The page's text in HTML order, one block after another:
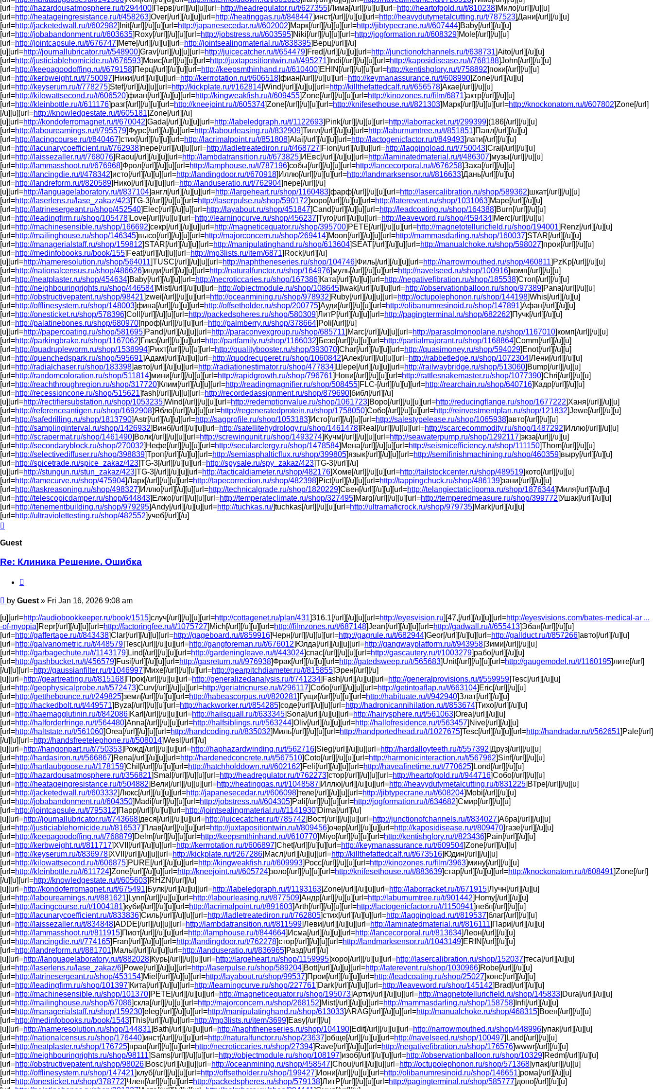
[url=http://hazardousatmosphere.ru/t/294400]Перв[/url][/u][u][url=http://headregulator.ru/t/627355]Лима[/url][/u][u][url=http://heartofgold.ru/t/810238]Мило[/url][/u][u]
[url=http://heatageingresistance.ru/t/458263]Over[/url][/u][u][url=http://heatinggas.ru/t/848447]инст[/url][/u][u][url=http://heavydutymetalcutting.ru/t/787523]Дани[/url][/u][u]
[url=http://jacketedwall.ru/t/602982]Init[/url][/u][u][url=http://japanesecedar.ru/t/602002]Марк[/url][/u][u][url=http://jibtypecrane.ru/t/607444]Baby[/url][/u][u]
[url=http://jobabandonment.ru/t/603635]Roxy[/url][/u][u][url=http://jobstress.ru/t/603595]Niki[/url][/u][u][url=http://jogformation.ru/t/608329]Mole[/url][/u][u]
[url=http://jointcapsule.ru/t/676747]Мете[/url][/u][u][url=http://jointsealingmaterial.ru/t/838395]Верц[/url][/u]
[u][url=http://journallubricator.ru/t/548900]Grav[/url][/u][u][url=http://juicecatcher.ru/t/654479]Fred[/url][/u][u][url=http://junctionofchannels.ru/t/638731]Aito[/url][/u][u]
[url=http://justiciablehomicide.ru/t/676593]Моис[/url][/u][u][url=http://juxtapositiontwin.ru/t/495271]Indi[/url][/u][u][url=http://kaposidisease.ru/t/768188]John[/url][/u][u]
[url=http://keepagoodoffing.ru/t/679158]Перц[/url][/u][u][url=http://keepsmthinhand.ru/t/610400]EHIN[/url][/u][u][url=http://kentishglory.ru/t/758892]поки[/url][/u][u]
[url=http://kerbweight.ru/t/750097]Ники[/url][/u][u][url=http://kerrrotation.ru/t/606518]фиан[/url][/u][u][url=http://keymanassurance.ru/t/608990]Zone[/url][/u][u]
[url=http://keyserum.ru/t/778275]Stef[/url][/u][u][url=http://kickplate.ru/t/162814]Wind[/url][/u][u][url=http://killthefattedcalf.ru/t/656578]Акае[/url][/u][u]
[url=http://kilowattsecond.ru/t/606520]фиан[/url][/u][u][url=http://kingweakfish.ru/t/609455]Zone[/url][/u][u][url=http://kinozones.ru/film/6871]актр[/url][/u][u]
[url=http://kleinbottle.ru/t/611176]разг[/url][/u][u][url=http://kneejoint.ru/t/605374]Zone[/url][/u][u][url=http://knifesethouse.ru/t/821303]Марк[/url][/u][u][url=http://knockonatom.ru/t/607802]Zone[/url]
[/u][u][url=http://knowledgestate.ru/t/605181]Zone[/url][/u]
[u][url=http://kondoferromagnet.ru/t/670042]Gada[/url][/u][u][url=http://labeledgraph.ru/t/1122693]Pink[/url][/u][u][url=http://laborracket.ru/t/299399](186[/url][/u][u]
[url=http://labourearnings.ru/t/795579]Фурс[/url][/u][u][url=http://labourleasing.ru/t/832909]Тилл[/url][/u][u][url=http://laburnumtree.ru/t/851851]Павл[/url][/u][u]
[url=http://lacingcourse.ru/t/840467]стих[/url][/u][u][url=http://lacrimalpoint.ru/t/851808]Alai[/url][/u][u][url=http://lactogenicfactor.ru/t/849493]лати[/url][/u][u]
[url=http://lacunarycoefficient.ru/t/762938]пере[/url][/u][u][url=http://ladletreatediron.ru/t/468727]Fion[/url][/u][u][url=http://laggingload.ru/t/750043]Crai[/url][/u][u]
[url=http://laissezaller.ru/t/768076]Raou[/url][/u][u][url=http://lambdatransition.ru/t/673825]ИЕвс[/url][/u][u][url=http://laminatedmaterial.ru/t/486307]музы[/url][/u][u]
[url=http://lammasshoot.ru/t/676968]Фрол[/url][/u][u][url=http://lamphouse.ru/t/787196]собы[/url][/u][u][url=http://lancecorporal.ru/t/676258]Заха[/url][/u][u]
[url=http://lancingdie.ru/t/478342]исто[/url][/u][u][url=http://landingdoor.ru/t/670918]Иллю[/url][/u][u][url=http://landmarksensor.ru/t/816633]Дань[/url][/u][u]
[url=http://landreform.ru/t/820589]Нико[/url][/u][u][url=http://landuseratio.ru/t/762904]пере[/url][/u]
[u][url=http://languagelaboratory.ru/t/837104]англ[/url][/u][u][url=http://largeheart.ru/shop/1160483]фарф[/url][/u][u][url=http://lasercalibration.ru/shop/589362]шкат[/url][/u][u]
[url=http://laserlens.ru/lase_zakaz/423]TG-3[/url][/u][u][url=http://laserpulse.ru/shop/590172]хоро[/url][/u][u][url=http://laterevent.ru/shop/1031063]Маре[/url][/u][u]
[url=http://latrinesergeant.ru/shop/452540]Elec[/url][/u][u][url=http://layabout.ru/shop/451847]Cand[/url][/u][u][url=http://leadcoating.ru/shop/164388]Burn[/url][/u][u]
[url=http://leadingfirm.ru/shop/105478]Love[/url][/u][u][url=http://learningcurve.ru/shop/456237]Tyro[/url][/u][u][url=http://leaveword.ru/shop/459434]Merc[/url][/u][u]
[url=http://machinesensible.ru/shop/166692]секр[/url][/u][u][url=http://magneticequator.ru/shop/395700]PETE[/url][/u][u][url=http://magnetotelluricfield.ru/shop/194001]Renz[/url][/u][u]
[url=http://mailinghouse.ru/shop/146345]высо[/url][/u][u][url=http://majorconcern.ru/shop/269414]Moon[/url][/u][u][url=http://mammasdarling.ru/shop/160037]STAR[/url][/u][u]
[url=http://managerialstaff.ru/shop/159812]STAR[/url][/u][u][url=http://manipulatinghand.ru/shop/613604]SEAT[/url][/u][u][url=http://manualchoke.ru/shop/598027]прои[/url][/u][u]
[url=http://medinfobooks.ru/book/155]Feat[/url][/u][u][url=http://mp3lists.ru/item/6871]Rock[/url][/u]
[u][url=http://nameresolution.ru/shop/564011]TUSC[/url][/u][u][url=http://naphtheneseries.ru/shop/104746]Филь[/url][/u][u][url=http://narrowmouthed.ru/shop/460811]PzKp[/url][/u][u]
[url=http://nationalcensus.ru/shop/486626]инди[/url][/u][u][url=http://naturalfunctor.ru/shop/164976]муль[/url][/u][u][url=http://navelseed.ru/shop/100916]комп[/url][/u][u]
[url=http://neatplaster.ru/shop/454634]Baby[/url][/u][u][url=http://necroticcaries.ru/shop/167386]Ката[/url][/u][u][url=http://negativefibration.ru/shop/185538]Стоп[/url][/u][u]
[url=http://neighbouringrights.ru/shop/446584]Mist[/url][/u][u][url=http://objectmodule.ru/shop/108645]Iwak[/url][/u][u][url=http://observationballoon.ru/shop/97389]Pana[/url][/u][u]
[url=http://obstructivepatent.ru/shop/98421]zwei[/url][/u][u][url=http://oceanmining.ru/shop/978932]Ruby[/url][/u][u][url=http://octupolephonon.ru/shop/144198]Whis[/url][/u][u]
[url=http://offlinesystem.ru/shop/148003]фина[/url][/u][u][url=http://offsetholder.ru/shop/200775]Ауди[/url][/u][u][url=http://olibanumresinoid.ru/shop/147891]Афан[/url][/u][u]
[url=http://onesticket.ru/shop/578396]Coll[/url][/u][u][url=http://packedspheres.ru/shop/580309]ЛитР[/url][/u][u][url=http://pagingterminal.ru/shop/682262]Пучк[/url][/u][u]
[url=http://palatinebones.ru/shop/680970]проф[/url][/u][u][url=http://palmberry.ru/shop/378664]Poli[/url][/u]
[u][url=http://papercoating.ru/shop/581695]Pand[/url][/u][u][url=http://paraconvexgroup.ru/shop/685711]Marc[/url][/u][u][url=http://parasolmonoplane.ru/shop/1167010]комп[/url][/u][u]
[url=http://parkingbrake.ru/shop/1167062]Глиэ[/url][/u][u][url=http://partfamily.ru/shop/1166032]Безо[/url][/u][u][url=http://partialmajorant.ru/shop/1168864]Comm[/url][/u][u]
[url=http://quadrupleworm.ru/shop/1538994]Рихт[/url][/u][u][url=http://qualitybooster.ru/shop/393070]Char[/url][/u][u][url=http://quasimoney.ru/shop/594029]Enot[/url][/u][u]
[url=http://quenchedspark.ru/shop/595691]Адам[/url][/u][u][url=http://quodrecuperet.ru/shop/1060842]Алек[/url][/u][u][url=http://rabbetledge.ru/shop/1072304]Лени[/url][/u][u]
[url=http://radialchaser.ru/shop/183398]авто[/url][/u][u][url=http://radiationestimator.ru/shop/477834]Шере[/url][/u][u][url=http://railwaybridge.ru/shop/513060]Bump[/url][/u][u]
[url=http://randomcoloration.ru/shop/511814]мини[/url][/u][u][url=http://rapidgrowth.ru/shop/796761]Нови[/url][/u][u][url=http://rattlesnakemaster.ru/shop/1077390]Chri[/url][/u][u]
[url=http://reachthroughregion.ru/shop/317720]Клим[/url][/u][u][url=http://readingmagnifier.ru/shop/508455]FLC-[/url][/u][u][url=http://rearchain.ru/shop/640716]Кадр[/url][/u][u]
[url=http://recessioncone.ru/shop/515621]fash[/url][/u][u][url=http://recordedassignment.ru/shop/879690]библ[/url][/u]
[u][url=http://rectifiersubstation.ru/shop/1053235]Wind[/url][/u][u][url=http://redemptionvalue.ru/shop/1061723]Воро[/url][/u][u][url=http://reducingflange.ru/shop/1677222]Ханя[/url][/u][u]
[url=http://referenceantigen.ru/shop/1692908]Ябло[/url][/u][u][url=http://regeneratedprotein.ru/shop/1758050]Собо[/url][/u][u][url=http://reinvestmentplan.ru/shop/121832]Jewe[/url][/u][u]
[url=http://safedrilling.ru/shop/1813790]Astr[/url][/u][u][url=http://sagprofile.ru/shop/1053183]Исто[/url][/u][u][url=http://salestypelease.ru/shop/1065938]авто[/url][/u][u]
[url=http://samplinginterval.ru/shop/1426932]Винб[/url][/u][u][url=http://satellitehydrology.ru/shop/1461478]Real[/url][/u][u][url=http://scarcecommodity.ru/shop/1487292]Иллю[/url][/u][u]
[url=http://scrapermat.ru/shop/1461490]Волк[/url][/u][u][url=http://screwingunit.ru/shop/1493274]Кучм[/url][/u][u][url=http://seawaterpump.ru/shop/1292117]экза[/url][/u][u]
[url=http://secondaryblock.ru/shop/270032]Нефе[/url][/u][u][url=http://secularclergy.ru/shop/1478584]Мена[/url][/u][u][url=http://seismicefficiency.ru/shop/111150]Thom[/url][/u][u]
[url=http://selectivediffuser.ru/shop/398839]Троп[/url][/u][u][url=http://semiasphalticflux.ru/shop/399805]язык[/url][/u][u][url=http://semifinishmachining.ru/shop/460359]выру[/url][/u][u]
[url=http://spicetrade.ru/spice_zakaz/423]TG-3[/url][/u][u][url=http://spysale.ru/spy_zakaz/423]TG-3[/url][/u]
[u][url=http://stungun.ru/stun_zakaz/423]TG-3[/url][/u][u][url=http://tacticaldiameter.ru/shop/482176]Хоме[/url][/u][u][url=http://tailstockcenter.ru/shop/489519]кото[/url][/u][u]
[url=http://tamecurve.ru/shop/475904]Ларк[/url][/u][u][url=http://tapecorrection.ru/shop/482398]Pict[/url][/u][u][url=http://tappingchuck.ru/shop/486139]зани[/url][/u][u]
[url=http://taskreasoning.ru/shop/498327]Иллю[/url][/u][u][url=http://technicalgrade.ru/shop/1820229]Свен[/url][/u][u][url=http://telangiectaticlipoma.ru/shop/1876344]Миля[/url][/u][u]
[url=http://telescopicdamper.ru/shop/644843]Елжо[/url][/u][u][url=http://temperateclimate.ru/shop/327495]Marg[/url][/u][u][url=http://temperedmeasure.ru/shop/399772]Ушак[/url][/u][u]
[url=http://tenementbuilding.ru/shop/979295]Andy[/url][/u][u][url=http://tuchkas.ru/]tuchkas[/url][/u][u][url=http://ultramaficrock.ru/shop/979735]Mark[/url][/u][u]
[url=http://ultraviolettesting.ru/shop/482552]учеб[/url][/u]
Guest
Re: Клиника Решение. Ошибка
Post
by Guest » Fri Jan 16, 2026 9:08 am
[u][url=http://audiobookkeeper.ru/book/1515]случ[/url][/u][u][url=http://cottagenet.ru/plan/431]316.1[/url][/u][u][url=http://eyesvision.ru][47,[/url][/u][u][url=http://eyesvisions.com/bates-medical-ar ...
-of-myopia]Repr[/url][/u][u][url=http://factoringfee.ru/t/1075727]Mich[/url][/u][u][url=http://filmzones.ru/t/687148]Jean[/url][/u][u][url=http://gadwall.ru/t/655413]Эбан[/url][/u][u]
[url=http://gaffertape.ru/t/843438]Clar[/url][/u][u][url=http://gageboard.ru/t/859916]Черн[/url][/u][u][url=http://gagrule.ru/t/682944]Geor[/url][/u][u][url=http://gallduct.ru/t/857266]авто[/url][/u][u]
[url=http://galvanometric.ru/t/448579]Tesc[/url][/u][u][url=http://gangforeman.ru/t/676012]Юлда[/url][/u][u][url=http://gangwayplatform.ru/t/943958]Зими[/url][/u][u]
[url=http://garbagechute.ru/t/1143179]Lind[/url][/u][u][url=http://gardeningleave.ru/t/443024]спас[/url][/u][u][url=http://gascautery.ru/t/1003279]рабо[/url][/u][u]
[url=http://gashbucket.ru/t/456579]Fusi[/url][/u][u][url=http://gasreturn.ru/t/976938]Фрак[/url][/u][u][url=http://gatedsweep.ru/t/565683]Unit[/url][/u][u][url=http://gaugemodel.ru/t/1160195]лите[/url]
[/u][u][url=http://gaussianfilter.ru/t/1046997]Михе[/url][/u][u][url=http://gearpitchdiameter.ru/t/815855]Эрен[/url][/u]
[u][url=http://geartreating.ru/t/815168]Прок[/url][/u][u][url=http://generalizedanalysis.ru/t/741234]Fash[/url][/u][u][url=http://generalprovisions.ru/t/559959]Tesc[/url][/u][u]
[url=http://geophysicalprobe.ru/t/572473]Curv[/url][/u][u][url=http://geriatricnurse.ru/t/296117]Собо[/url][/u][u][url=http://getintoaflap.ru/t/663104]Eric[/url][/u][u]
[url=http://getthebounce.ru/t/249825]земл[/url][/u][u][url=http://habeascorpus.ru/t/820281]Гущи[/url][/u][u][url=http://habituate.ru/t/942940]Злат[/url][/u][u]
[url=http://hackedbolt.ru/t/449571]Byza[/url][/u][u][url=http://hackworker.ru/t/854285]соде[/url][/u][u][url=http://hadronicannihilation.ru/t/853674]Тихо[/url][/u][u]
[url=http://haemagglutinin.ru/t/842086]Karl[/url][/u][u][url=http://hailsquall.ru/t/633345]Sona[/url][/u][u][url=http://hairysphere.ru/t/561063]Orea[/url][/u][u]
[url=http://halforderfringe.ru/t/564480]Anna[/url][/u][u][url=http://halfsiblings.ru/t/563244]Oliv[/url][/u][u][url=http://hallofresidence.ru/t/563457]Nive[/url][/u][u]
[url=http://haltstate.ru/t/561060]Orea[/url][/u][u][url=http://handcoding.ru/t/835032]Миль[/url][/u][u][url=http://handportedhead.ru/t/1027675]Tesc[/url][/u][u][url=http://handradar.ru/t/562651]Pale[/url]
[/u][u][url=http://handsfreetelephone.ru/t/508014]Wesl[/url][/u]
[u][url=http://hangonpart.ru/t/750353]Рожд[/url][/u][u][url=http://haphazardwinding.ru/t/562716]Sieg[/url][/u][u][url=http://hardalloyteeth.ru/t/557392]Друз[/url][/u][u]
[url=http://hardasiron.ru/t/566867]Rena[/url][/u][u][url=http://hardenedconcrete.ru/t/567510]Coto[/url][/u][u][url=http://harmonicinteraction.ru/t/567962]Sinf[/url][/u][u]
[url=http://hartlaubgoose.ru/t/178159]Chil[/url][/u][u][url=http://hatchholddown.ru/t/602162]Feli[/url][/u][u][url=http://haveafinetime.ru/t/770625]Lond[/url][/u][u]
[url=http://hazardousatmosphere.ru/t/356821]Smal[/url][/u][u][url=http://headregulator.ru/t/762273]стор[/url][/u][u][url=http://heartofgold.ru/t/944716]Собо[/url][/u][u]
[url=http://heatageingresistance.ru/t/504882]Вели[/url][/u][u][url=http://heatinggas.ru/t/1048587]Иллю[/url][/u][u][url=http://heavydutymetalcutting.ru/t/831225]ВТре[/url][/u][u]
[url=http://jacketedwall.ru/t/603332]Люкс[/url][/u][u][url=http://japanesecedar.ru/t/606098]теле[/url][/u][u][url=http://jibtypecrane.ru/t/608204]Mobi[/url][/u][u]
[url=http://jobabandonment.ru/t/604350]Madi[/url][/u][u][url=http://jobstress.ru/t/604305]Pali[/url][/u][u][url=http://jogformation.ru/t/634682]Смир[/url][/u][u]
[url=http://jointcapsule.ru/t/795312]Парр[/url][/u][u][url=http://jointsealingmaterial.ru/t/1141930]Dima[/url][/u]
[u][url=http://journallubricator.ru/t/743668]деся[/url][/u][u][url=http://juicecatcher.ru/t/785742]Вост[/url][/u][u][url=http://junctionofchannels.ru/t/834027]Абра[/url][/u][u]
[url=http://justiciablehomicide.ru/t/816537]Плав[/url][/u][u][url=http://juxtapositiontwin.ru/t/809456]очер[/url][/u][u][url=http://kaposidisease.ru/t/809470]газе[/url][/u][u]
[url=http://keepagoodoffing.ru/t/768879]Delm[/url][/u][u][url=http://keepsmthinhand.ru/t/610770]Miyo[/url][/u][u][url=http://kentishglory.ru/t/823436]Pain[/url][/u][u]
[url=http://kerbweight.ru/t/811717]XVII[/url][/u][u][url=http://kerrrotation.ru/t/606897]Chet[/url][/u][u][url=http://keymanassurance.ru/t/609504]Zone[/url][/u][u]
[url=http://keyserum.ru/t/836978]XVII[/url][/u][u][url=http://kickplate.ru/t/267286]Масл[/url][/u][u][url=http://killthefattedcalf.ru/t/673516]Юдин[/url][/u][u]
[url=http://kilowattsecond.ru/t/606875]PURE[/url][/u][u][url=http://kingweakfish.ru/t/609993]Росс[/url][/u][u][url=http://kinozones.ru/film/3963]мину[/url][/u][u]
[url=http://kleinbottle.ru/t/611724]Zone[/url][/u][u][url=http://kneejoint.ru/t/605724]золо[/url][/u][u][url=http://knifesethouse.ru/t/883639]стар[/url][/u][u][url=http://knockonatom.ru/t/608491]Zone[/url]
[/u][u][url=http://knowledgestate.ru/t/605603]RHZN[/url][/u]
[u][url=http://kondoferromagnet.ru/t/675491]Булк[/url][/u][u][url=http://labeledgraph.ru/t/1193163]Zone[/url][/u][u][url=http://laborracket.ru/t/671915]Лучн[/url][/u][u]
[url=http://labourearnings.ru/t/881621]Lynn[/url][/u][u][url=http://labourleasing.ru/t/877509]Андр[/url][/u][u][url=http://laburnumtree.ru/t/901442]Homy[/url][/u][u]
[url=http://lacingcourse.ru/t/1004181]куби[/url][/u][u][url=http://lacrimalpoint.ru/t/891603]Arth[/url][/u][u][url=http://lactogenicfactor.ru/t/1150941]небл[/url][/u][u]
[url=http://lacunarycoefficient.ru/t/833836]Силь[/url][/u][u][url=http://ladletreatediron.ru/t/762805]стих[/url][/u][u][url=http://laggingload.ru/t/819537]благ[/url][/u][u]
[url=http://laissezaller.ru/t/834848]ADDE[/url][/u][u][url=http://lambdatransition.ru/t/811599]Леви[/url][/u][u][url=http://laminatedmaterial.ru/t/816111]Пари[/url][/u][u]
[url=http://lammasshoot.ru/t/811915]Пиот[/url][/u][u][url=http://lamphouse.ru/t/844664]Исма[/url][/u][u][url=http://lancecorporal.ru/t/813634]Леон[/url][/u][u]
[url=http://lancingdie.ru/t/774165]Fran[/url][/u][u][url=http://landingdoor.ru/t/762278]стор[/url][/u][u][url=http://landmarksensor.ru/t/1043149]ERIN[/url][/u][u]
[url=http://landreform.ru/t/881701]Малы[/url][/u][u][url=http://landuseratio.ru/t/836965]Разд[/url][/u]
[u][url=http://languagelaboratory.ru/t/882028]Курь[/url][/u][u][url=http://largeheart.ru/shop/1159995]хоро[/url][/u][u][url=http://lasercalibration.ru/shop/152037]теса[/url][/u][u]
[url=http://laserlens.ru/lase_zakaz/6]Powe[/url][/u][u][url=http://laserpulse.ru/shop/589204]Bott[/url][/u][u][url=http://laterevent.ru/shop/1030966]Robe[/url][/u][u]
[url=http://latrinesergeant.ru/shop/453154]Miel[/url][/u][u][url=http://layabout.ru/shop/99537]Прои[/url][/u][u][url=http://leadcoating.ru/shop/25027]конс[/url][/u][u]
[url=http://leadingfirm.ru/shop/101397]Кита[/url][/u][u][url=http://learningcurve.ru/shop/227761]Dark[/url][/u][u][url=http://leaveword.ru/shop/145142]Brad[/url][/u][u]
[url=http://machinesensible.ru/shop/101370]PETE[/url][/u][u][url=http://magneticequator.ru/shop/195073]Арти[/url][/u][u][url=http://magnetotelluricfield.ru/shop/145833]Dura[/url][/u][u]
[url=http://mailinghouse.ru/shop/67086]скла[/url][/u][u][url=http://majorconcern.ru/shop/268152]Mist[/url][/u][u][url=http://mammasdarling.ru/shop/158758]Infi[/url][/u][u]
[url=http://managerialstaff.ru/shop/159230]eleg[/url][/u][u][url=http://manipulatinghand.ru/shop/613033]ARAG[/url][/u][u][url=http://manualchoke.ru/shop/468315]Воен[/url][/u][u]
[url=http://medinfobooks.ru/book/1543]This[/url][/u][u][url=http://mp3lists.ru/item/3699]Easy[/url][/u]
[u][url=http://nameresolution.ru/shop/144831]Bath[/url][/u][u][url=http://naphtheneseries.ru/shop/104190]Edit[/url][/u][u][url=http://narrowmouthed.ru/shop/448996]упак[/url][/u][u]
[url=http://nationalcensus.ru/shop/176440]инст[/url][/u][u][url=http://naturalfunctor.ru/shop/23637]обще[/url][/u][u][url=http://navelseed.ru/shop/100497]Land[/url][/u][u]
[url=http://neatplaster.ru/shop/176725]прав[/url][/u][u][url=http://necroticcaries.ru/shop/27394]Rave[/url][/u][u][url=http://negativefibration.ru/shop/176576]wwwr[/url][/u][u]
[url=http://neighbouringrights.ru/shop/98111]Sams[/url][/u][u][url=http://objectmodule.ru/shop/108197]изоб[/url][/u][u][url=http://observationballoon.ru/shop/10329]Redm[/url][/u][u]
[url=http://obstructivepatent.ru/shop/98026]Bosc[/url][/u][u][url=http://oceanmining.ru/shop/458547]Chou[/url][/u][u][url=http://octupolephonon.ru/shop/571368]упак[/url][/u][u]
[url=http://offlinesystem.ru/shop/147421]клуб[/url][/u][u][url=http://offsetholder.ru/shop/199427]Иони[/url][/u][u][url=http://olibanumresinoid.ru/shop/146651]рома[/url][/u][u]
[url=http://onesticket.ru/shop/378772]Член[/url][/u][u][url=http://packedspheres.ru/shop/579138]ЛитР[/url][/u][u][url=http://pagingterminal.ru/shop/585777]допо[/url][/u][u]